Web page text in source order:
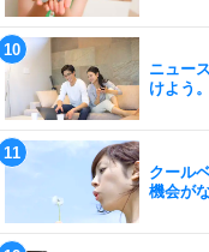
ニュー
けよう。
クール
機会が